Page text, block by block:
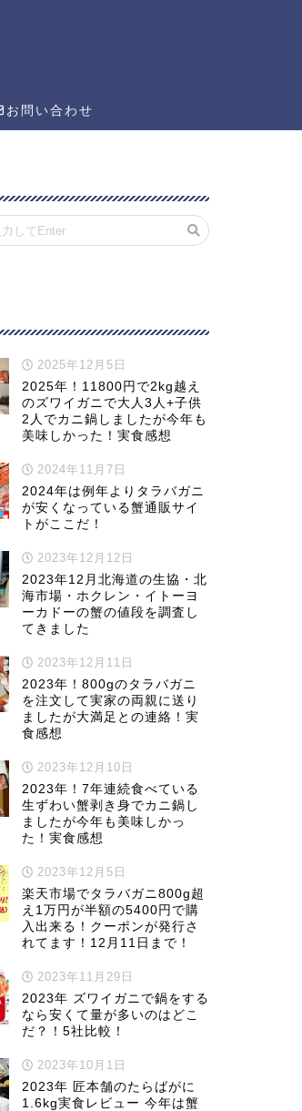
お問い合わせ
2025年12月5日
2025年！11800円で2kg越え
のズワイガニで大人3人+子供
2人でカニ鍋しましたが今年も
美味しかった！実食感想
2024年11月7日
2024年は例年よりタラバガニ
が安くなっている蟹通販サイ
トがここだ！
2023年12月12日
2023年12月北海道の生協・北
海市場・ホクレン・イトーヨ
ーカドーの蟹の値段を調査し
てきました
2023年12月11日
2023年！800gのタラバガニ
を注文して実家の両親に送り
ましたが大満足との連絡！実
食感想
2023年12月10日
2023年！7年連続食べている
生ずわい蟹剥き身でカニ鍋し
ましたが今年も美味しかっ
た！実食感想
2023年12月5日
楽天市場でタラバガニ800g超
え1万円が半額の5400円で購
入出来る！クーポンが発行さ
れてます！12月11日まで！
2023年11月29日
2023年 ズワイガニで鍋をする
なら安くて量が多いのはどこ
だ？！5社比較！
2023年10月1日
2023年 匠本舗のたらばがに
1.6kg実食レビュー 今年は蟹